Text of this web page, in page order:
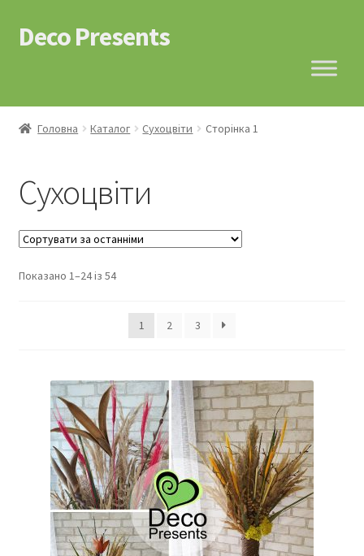
Перейти
до
Перейти
до
Deco Presents
Головна Каталог Сухоцвіти Сторінка 1
Сухоцвіти
Показано 1–24 із 54
1 2 3